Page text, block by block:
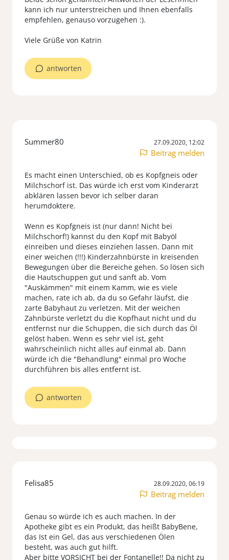
kann ich nur unterstreichen und Ihnen ebenfalls
empfehlen, genauso vorzugehen :).
Viele Grüße von Katrin
antworten
Summer80 27.09.2020, 12:02
Beitrag melden
Es macht einen Unterschied, ob es Kopfgneis oder
Milchschorf ist. Das würde ich erst vom Kinderarzt
abklären lassen bevor ich selber daran
herumdoktere.
Wenn es Kopfgneis ist (nur dann! Nicht bei
Milchschorf!) kannst du den Kopf mit Babyöl
einreiben und dieses einziehen lassen. Dann mit
einer weichen (!!!) Kinderzahnbürste in kreisenden
Bewegungen über die Bereiche gehen. So lösen sich
die Hautschuppen gut und sanft ab. Vom
"Auskämmen" mit einem Kamm, wie es viele
machen, rate ich ab, da du so Gefahr läufst, die
zarte Babyhaut zu verletzen. Mit der weichen
Zahnbürste verletzt du die Kopfhaut nicht und du
entfernst nur die Schuppen, die sich durch das Öl
gelöst haben. Wenn es sehr viel ist, geht
wahrscheinlich nicht alles auf einmal ab. Dann
würde ich die "Behandlung" einmal pro Woche
durchführen bis alles entfernt ist.
antworten
Felisa85 28.09.2020, 06:19
Beitrag melden
Genau so würde ich es auch machen. In der
Apotheke gibt es ein Produkt, das heißt BabyBene,
das Ist ein Gel, das aus verschiedenen Ölen
besteht, was auch gut hilft.
Aber bitte VORSICHT bei der Fontanelle!! Da nicht zu